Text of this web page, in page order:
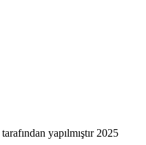
tarafından yapılmıştır 2025